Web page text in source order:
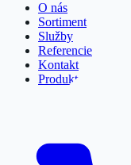
O nás
Sortiment
Služby
Referencie
Kontakt
Produkty